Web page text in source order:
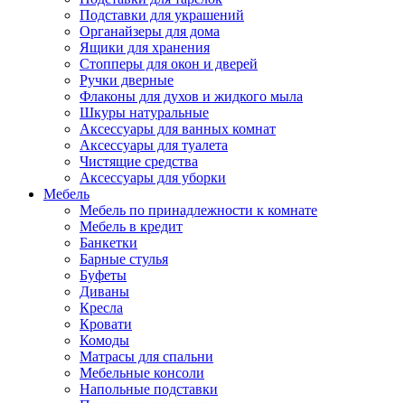
Подставки для украшений
Органайзеры для дома
Ящики для хранения
Стопперы для окон и дверей
Ручки дверные
Флаконы для духов и жидкого мыла
Шкуры натуральные
Аксессуары для ванных комнат
Аксессуары для туалета
Чистящие средства
Аксессуары для уборки
Мебель
Мебель по принадлежности к комнате
Мебель в кредит
Банкетки
Барные стулья
Буфеты
Диваны
Кресла
Кровати
Комоды
Матрасы для спальни
Мебельные консоли
Напольные подставки